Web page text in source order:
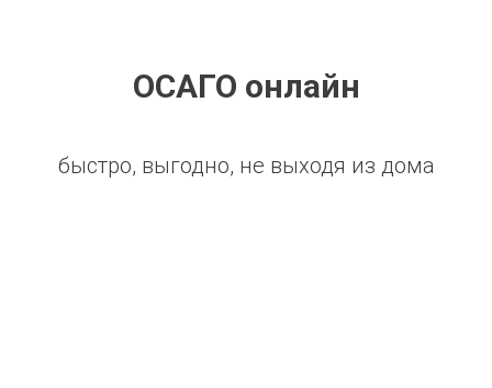
ОСАГО онлайн
быстро, выгодно, не выходя из дома